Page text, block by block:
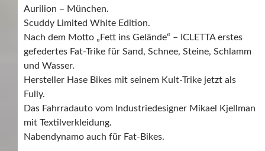
Aurilion – München.
Scuddy Limited White Edition.
Nach dem Motto „Fett ins Gelände“ – ICLETTA erstes
gefedertes Fat-Trike für Sand, Schnee, Steine, Schlamm
und Wasser.
Hersteller Hase Bikes mit seinem Kult-Trike jetzt als
Fully.
Das Fahrradauto vom Industriedesigner Mikael Kjellman
mit Textilverkleidung.
Nabendynamo auch für Fat-Bikes.